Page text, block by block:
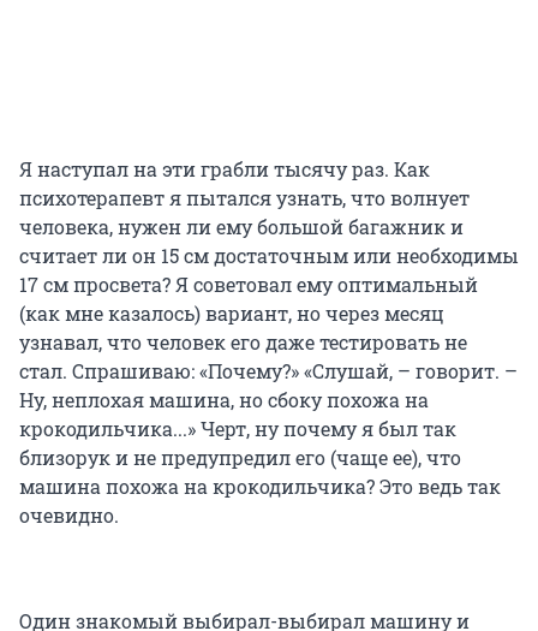
Я наступал на эти грабли тысячу раз. Как
психотерапевт я пытался узнать, что волнует
человека, нужен ли ему большой багажник и
считает ли он 15 см достаточным или необходимы
17 см просвета? Я советовал ему оптимальный
(как мне казалось) вариант, но через месяц
узнавал, что человек его даже тестировать не
стал. Спрашиваю: «Почему?» «Слушай, – говорит. –
Ну, неплохая машина, но сбоку похожа на
крокодильчика...» Черт, ну почему я был так
близорук и не предупредил его (чаще ее), что
машина похожа на крокодильчика? Это ведь так
очевидно.
Один знакомый выбирал-выбирал машину и